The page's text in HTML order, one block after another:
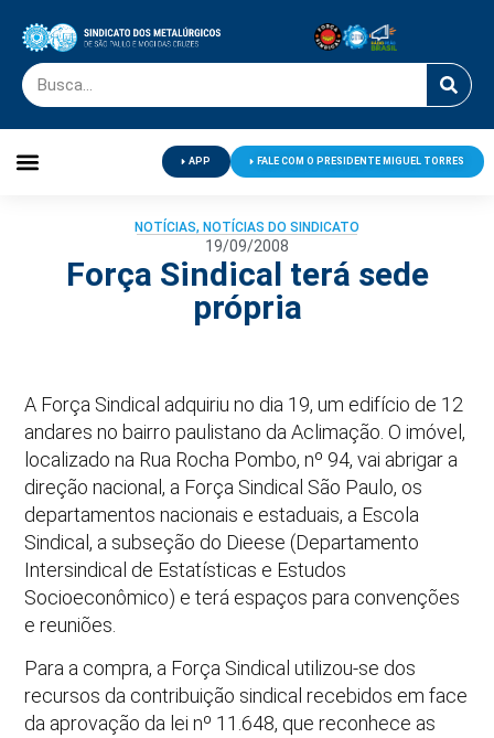
APP FALE COM O PRESIDENTE MIGUEL TORRES
NOTÍCIAS, NOTÍCIAS DO SINDICATO
19/09/2008
Força Sindical terá sede
própria
A Força Sindical adquiriu no dia 19, um edifício de 12
andares no bairro paulistano da Aclimação. O imóvel,
localizado na Rua Rocha Pombo, nº 94, vai abrigar a
direção nacional, a Força Sindical São Paulo, os
departamentos nacionais e estaduais, a Escola
Sindical, a subseção do Dieese (Departamento
Intersindical de Estatísticas e Estudos
Socioeconômico) e terá espaços para convenções
e reuniões.
Para a compra, a Força Sindical utilizou-se dos
recursos da contribuição sindical recebidos em face
da aprovação da lei nº 11.648, que reconhece as